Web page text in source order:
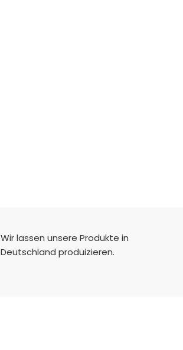
Wir lassen unsere Produkte in
Deutschland produizieren.